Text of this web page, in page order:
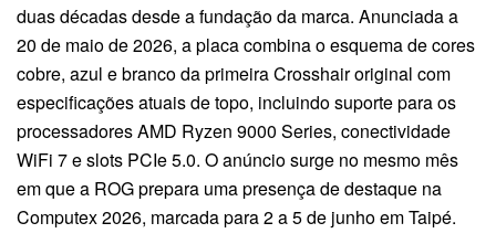
duas décadas desde a fundação da marca. Anunciada a
20 de maio de 2026, a placa combina o esquema de cores
cobre, azul e branco da primeira Crosshair original com
especificações atuais de topo, incluindo suporte para os
processadores AMD Ryzen 9000 Series, conectividade
WiFi 7 e slots PCIe 5.0. O anúncio surge no mesmo mês
em que a ROG prepara uma presença de destaque na
Computex 2026, marcada para 2 a 5 de junho em Taipé.